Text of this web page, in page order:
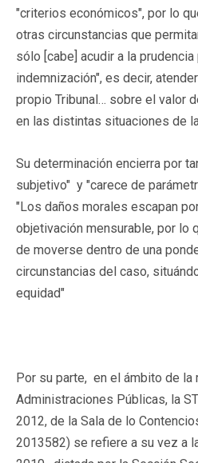
"criterios económicos", por lo
otras circunstancias que
sólo [cabe] acudir a la prudencia
indemnización", es decir,
propio Tribunal… sobre el valor
en las distintas situaciones de
Su determinación encierra por
subjetivo" y "carece de
"Los daños morales escapan
objetivación mensurable, por lo
de moverse dentro de una
circunstancias del caso,
equidad"
Por su parte, en el ámbito de
Administraciones Públicas, la
2012, de la Sala de lo
2013582) se refiere a su vez a